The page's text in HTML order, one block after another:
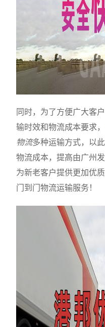
同时，为了方便广大客
输时效和物流成本要求，
物流多种运输方式，以
物流成本，提高由广州
为新老客户提供更加优
门到门物流运输服务！